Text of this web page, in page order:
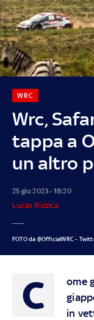
Wrc,
tappa a
un altro
WRC
25 giu 2023 - 18:20
Lucio Rizzica
FOTO da @OfficialWRC -
C
ome
in